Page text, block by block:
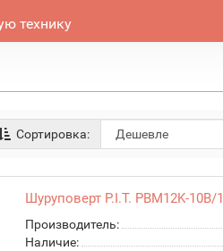
технику
Сортировка:
Шуруповерт P.I.T. PBM12K-10B/1
Производитель:
Наличие: